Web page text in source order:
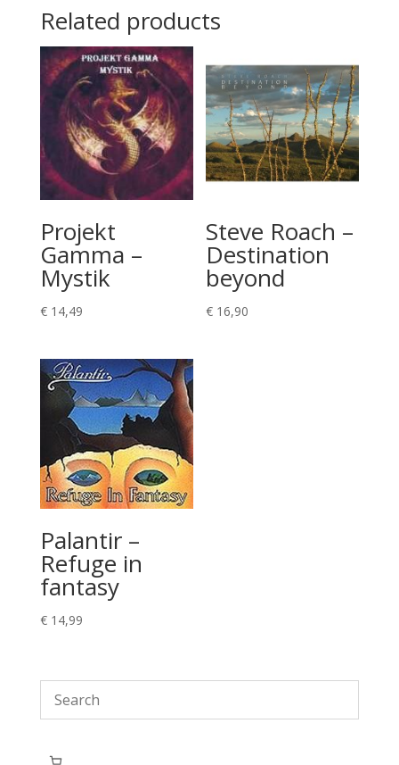
Related products
Projekt
Gamma –
Mystik
€14,49
Steve Roach –
Destination
beyond
€ 16,90
Palantir –
Refuge in
fantasy
€14,99